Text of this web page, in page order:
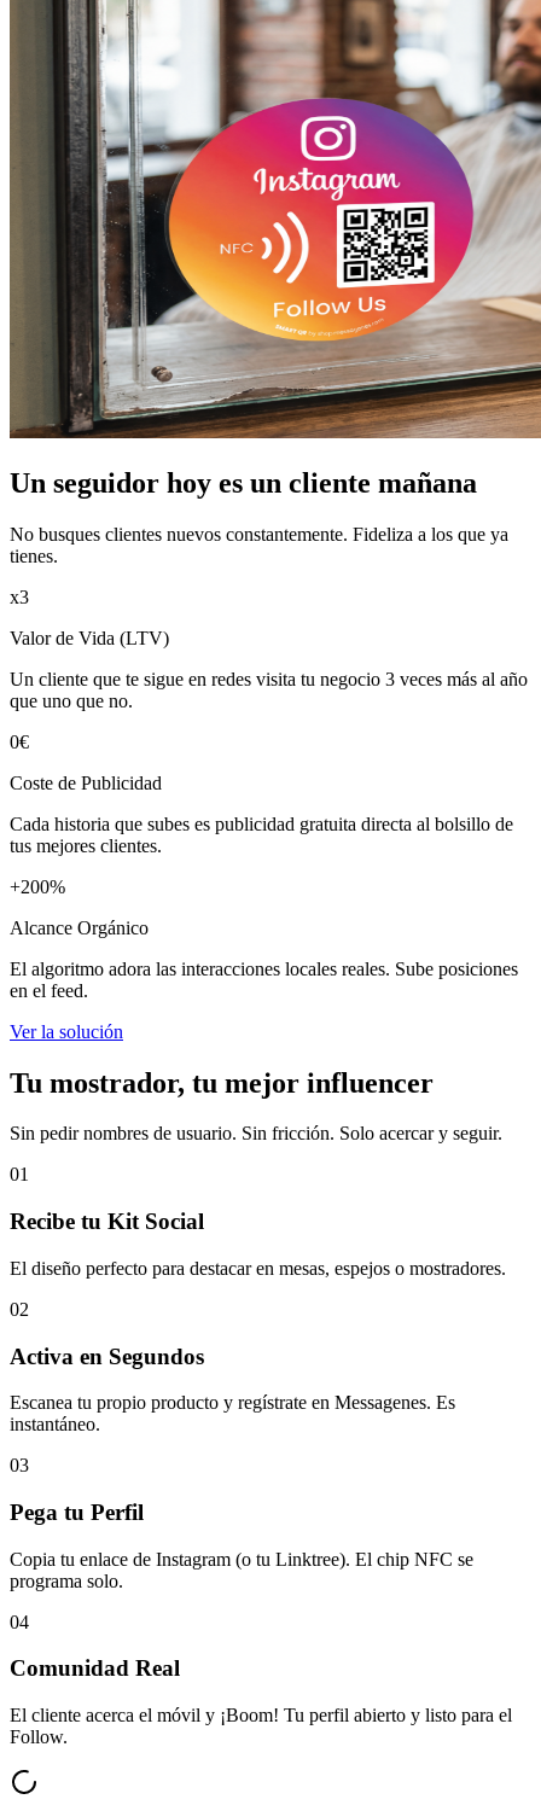
Un seguidor hoy es un cliente mañana
No busques clientes nuevos constantemente. Fideliza a los que ya
tienes.
x3
Valor de Vida (LTV)
Un cliente que te sigue en redes visita tu negocio 3 veces más al año
que uno que no.
0€
Coste de Publicidad
Cada historia que subes es publicidad gratuita directa al bolsillo de
tus mejores clientes.
+200%
Alcance Orgánico
El algoritmo adora las interacciones locales reales. Sube posiciones
en el feed.
Ver la solución
Tu mostrador, tu mejor influencer
Sin pedir nombres de usuario. Sin fricción. Solo acercar y seguir.
01
Recibe tu Kit Social
El diseño perfecto para destacar en mesas, espejos o mostradores.
02
Activa en Segundos
Escanea tu propio producto y regístrate en Messagenes. Es
instantáneo.
03
Pega tu Perfil
Copia tu enlace de Instagram (o tu Linktree). El chip NFC se
programa solo.
04
Comunidad Real
El cliente acerca el móvil y ¡Boom! Tu perfil abierto y listo para el
Follow.